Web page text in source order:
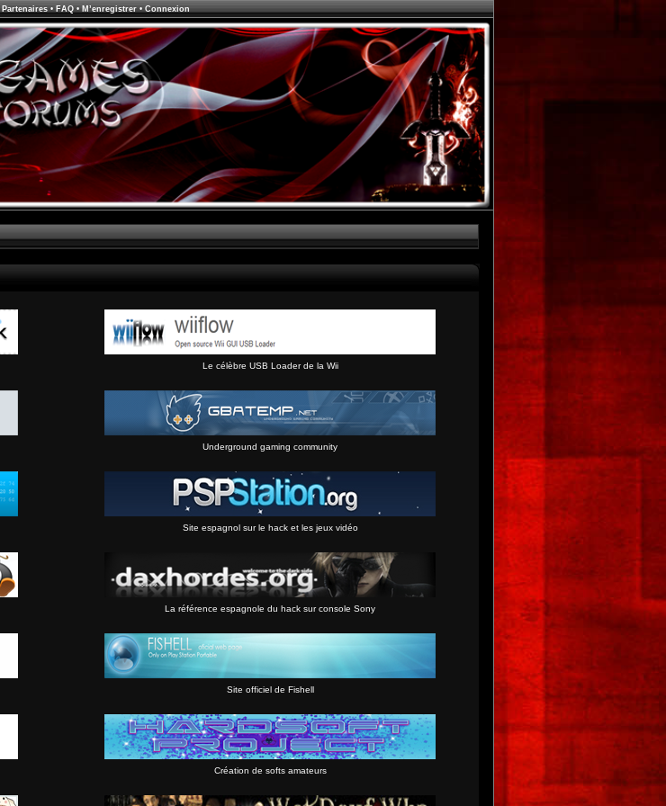
Partenaires• FAQ• M’enregistrer• Connexion
Le célèbre USB Loader de la Wii
Underground gaming community
Site espagnol sur le hack et les jeux vidéo
La référence espagnole du hack sur console Sony
Site officiel de Fishell
Création de softs amateurs